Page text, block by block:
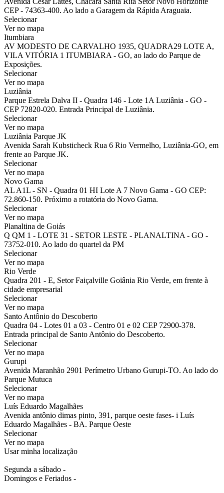
CEP - 74363-400. Ao lado a Garagem da Rápida Araguaia.
Selecionar
Ver no mapa
Itumbiara
AV MODESTO DE CARVALHO 1935, QUADRA29 LOTE A,
VILA VITÓRIA 1 ITUMBIARA - GO, ao lado do Parque de
Exposições.
Selecionar
Ver no mapa
Luziânia
Parque Estrela Dalva II - Quadra 146 - Lote 1A Luziânia - GO -
CEP 72820-020. Entrada Principal de Luziânia.
Selecionar
Ver no mapa
Luziânia Parque JK
Avenida Sarah Kubsticheck Rua 6 Rio Vermelho, Luziânia-GO, em
frente ao Parque JK.
Selecionar
Ver no mapa
Novo Gama
AL A1L - SN - Quadra 01 HI Lote A 7 Novo Gama - GO CEP:
72.860-150. Próximo a rotatória do Novo Gama.
Selecionar
Ver no mapa
Planaltina de Goiás
Q QM 1 - LOTE 31 - SETOR LESTE - PLANALTINA - GO -
73752-010. Ao lado do quartel da PM
Selecionar
Ver no mapa
Rio Verde
Quadra 201 - E, Setor Faiçalville Goiânia Rio Verde, em frente à
cidade empresarial
Selecionar
Ver no mapa
Santo Antônio do Descoberto
Quadra 04 - Lotes 01 a 03 - Centro 01 e 02 CEP 72900-378.
Entrada principal de Santo Antônio do Descoberto.
Selecionar
Ver no mapa
Gurupi
Avenida Maranhão 2901 Perímetro Urbano Gurupi-TO. Ao lado do
Parque Mutuca
Selecionar
Ver no mapa
Luís Eduardo Magalhães
Avenida antônio dimas pinto, 391, parque oeste fases- i Luís
Eduardo Magalhães - BA. Parque Oeste
Selecionar
Ver no mapa
Usar minha localização
Segunda a sábado -
Domingos e Feriados -